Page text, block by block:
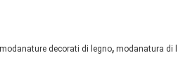
modanature decorati di legno, modanatura di